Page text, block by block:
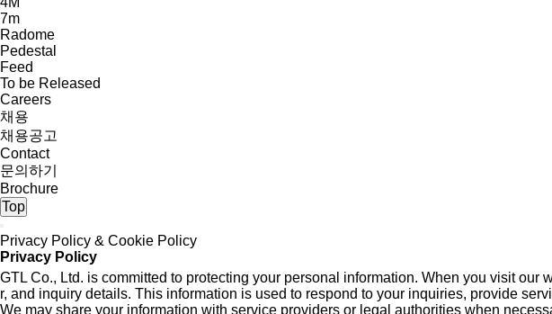
7m
Radome
Pedestal
Feed
To be Released
Careers
채용
채용공고
Contact
문의하기
Brochure
Top
Privacy Policy & Cookie Policy
Privacy Policy
GTL Co., Ltd. is committed to protecting your personal information. When you visit
r, and inquiry details. This information is used to respond to your inquiries, provide
We may share your information with service providers or legal authorities when